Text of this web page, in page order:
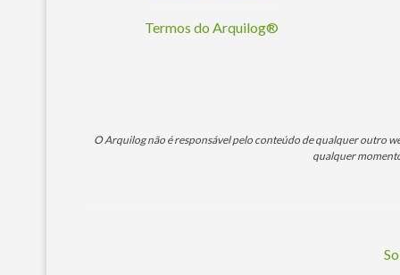
Termos do Arquilog®
O Arquilog não é responsável pelo conteúdo de qualquer outro
qualquer